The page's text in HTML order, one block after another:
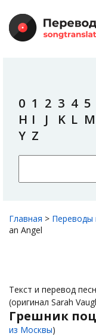
0 1 2 3 4 5
H I J K L M
Y Z
Главная > Переводы
an Angel
Текст и перевод
(оригинал Sarah
Грешник
из Москвы)